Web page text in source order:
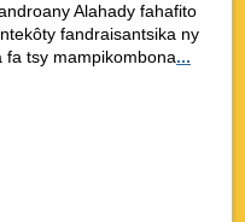
Alahady fahafito
fandraisantsika ny
fa tsy mampikombona...